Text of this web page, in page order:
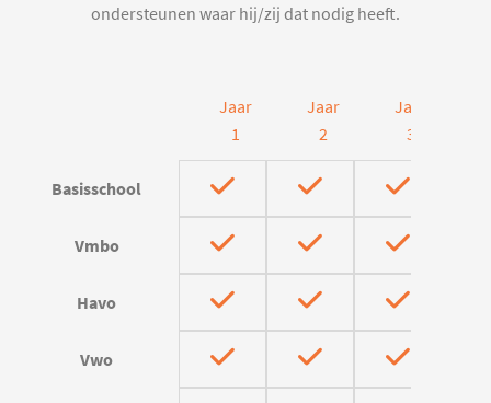
ondersteunen waar hij/zij dat nodig heeft.
Jaar
1
Jaar
2
Jaar
3
Basisschool
Vmbo
Havo
Vwo